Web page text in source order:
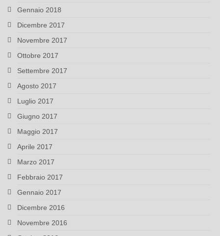
Gennaio 2018
Dicembre 2017
Novembre 2017
Ottobre 2017
Settembre 2017
Agosto 2017
Luglio 2017
Giugno 2017
Maggio 2017
Aprile 2017
Marzo 2017
Febbraio 2017
Gennaio 2017
Dicembre 2016
Novembre 2016